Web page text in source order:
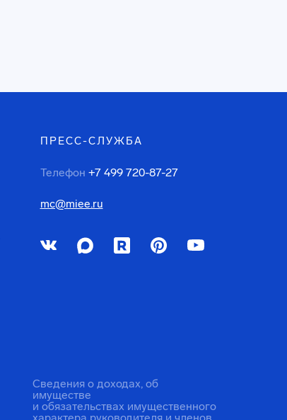
ПРЕСС-СЛУЖБА
Телефон +7 499 720-87-27
mc@miee.ru
Сведения о доходах, об
имуществе
и обязательствах имущественного